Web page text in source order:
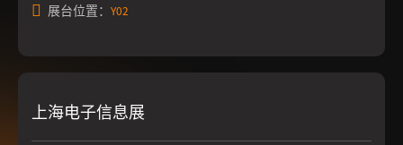
展台位置： Y02
上海电子信息展